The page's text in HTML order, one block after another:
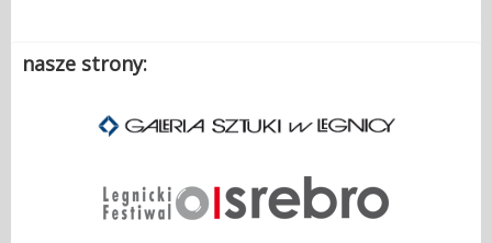
nasze strony: